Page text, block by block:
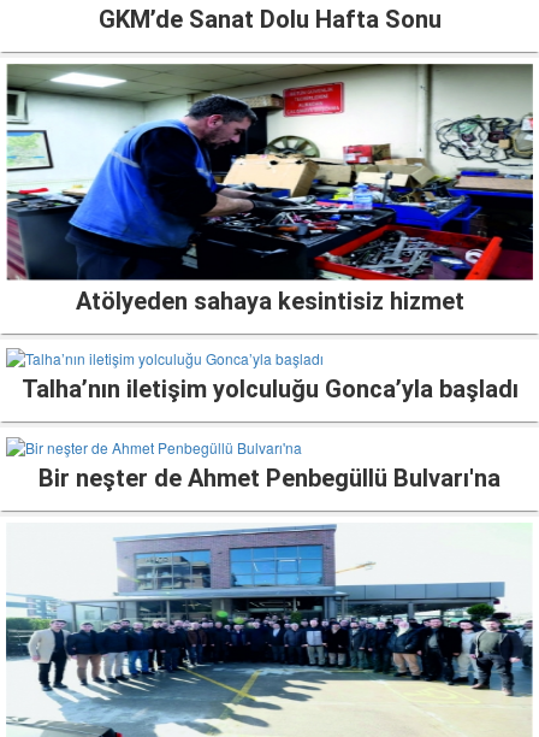
GKM’de Sanat Dolu Hafta Sonu
Atölyeden sahaya kesintisiz hizmet
Talha’nın iletişim yolculuğu Gonca’yla başladı
Bir neşter de Ahmet Penbegüllü Bulvarı'na